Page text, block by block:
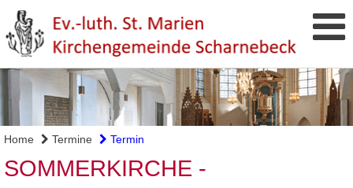
Home Termine Termin
SOMMERKIRCHE -